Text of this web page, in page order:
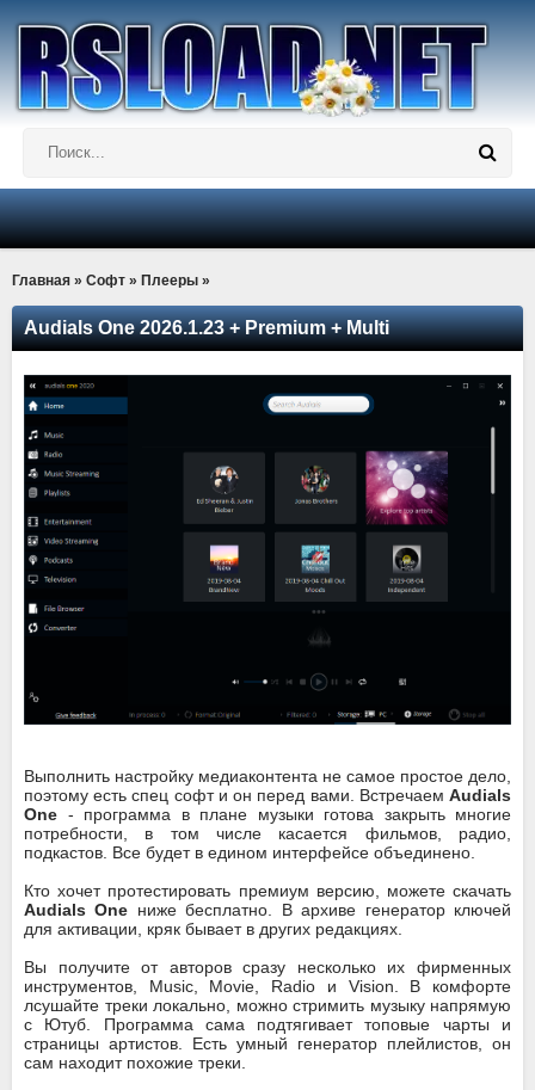
Главная » Софт » Плееры »
Audials One 2026.1.23 + Premium + Multi
Выполнить настройку медиаконтента не самое простое дело,
поэтому есть спец софт и он перед вами. Встречаем Audials
One - программа в плане музыки готова закрыть многие
потребности, в том числе касается фильмов, радио,
подкастов. Все будет в едином интерфейсе объединено.
Кто хочет протестировать премиум версию, можете скачать
Audials One ниже бесплатно. В архиве генератор ключей
для активации, кряк бывает в других редакциях.
Вы получите от авторов сразу несколько их фирменных
инструментов, Music, Movie, Radio и Vision. В комфорте
лсушайте треки локально, можно стримить музыку напрямую
с Ютуб. Программа сама подтягивает топовые чарты и
страницы артистов. Есть умный генератор плейлистов, он
сам находит похожие треки.